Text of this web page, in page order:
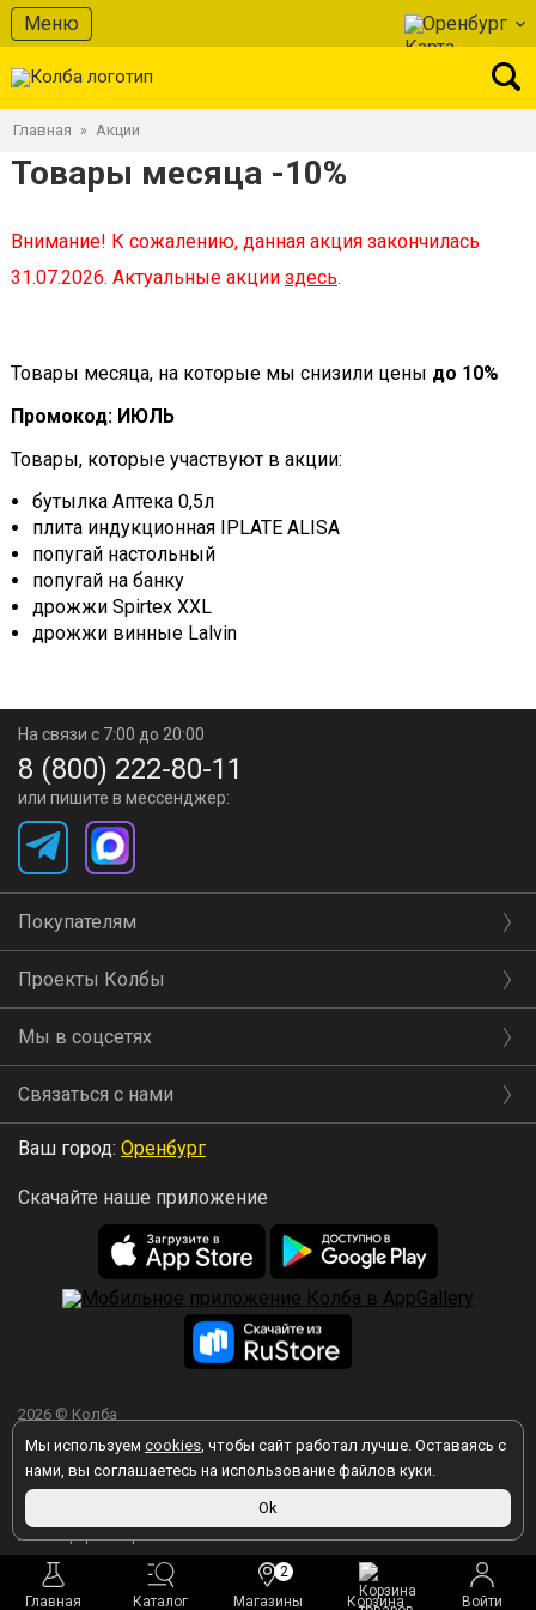
Меню Оренбург
Главная Каталог Магазины
2
Корзина
Войти
Главная » Акции
Товары месяца -10%
Внимание! К сожалению, данная акция закончилась
31.07.2026. Актуальные акции здесь.
Товары месяца, на которые мы снизили цены до 10%
Промокод: ИЮЛЬ
Товары, которые участвуют в акции:
бутылка Аптека 0,5л
плита индукционная IPLATE ALISA
попугай настольный
попугай на банку
дрожжи Spirtex XXL
дрожжи винные Lalvin
Мы используем cookies, чтобы сайт работал лучше. Оставаясь с
нами, вы соглашаетесь на использование файлов куки.
Ok
На связи с 7:00 до 20:00
8 (800) 222-80-11
или пишите в мессенджер:
Покупателям
Проекты Колбы
Мы в соцсетях
Связаться с нами
Ваш город: Оренбург
Скачайте наше приложение
2026 © Колба
Вы принимаете условия политики в отношении обработки
персональных данных
любой форме обратной связи на сайте kolba.ru.